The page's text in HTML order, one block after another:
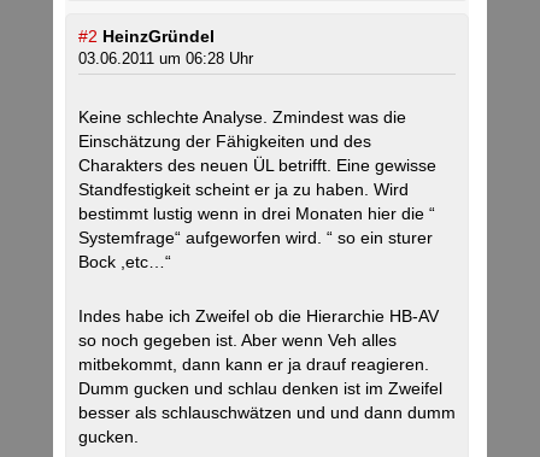
#2 HeinzGründel
03.06.2011 um 06:28 Uhr
Keine schlechte Analyse. Zmindest was die
Einschätzung der Fähigkeiten und des
Charakters des neuen ÜL betrifft. Eine gewisse
Standfestigkeit scheint er ja zu haben. Wird
bestimmt lustig wenn in drei Monaten hier die “
Systemfrage“ aufgeworfen wird. “ so ein sturer
Bock ,etc…“
Indes habe ich Zweifel ob die Hierarchie HB-AV
so noch gegeben ist. Aber wenn Veh alles
mitbekommt, dann kann er ja drauf reagieren.
Dumm gucken und schlau denken ist im Zweifel
besser als schlauschwätzen und und dann dumm
gucken.